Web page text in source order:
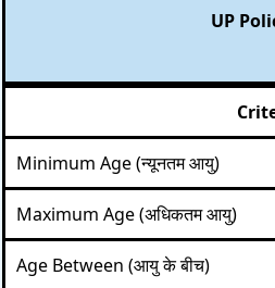
UP
Minimum Age (न्यूनतम आयु)
Maximum Age (अधिकतम आयु)
Age Between (आयु के बीच)